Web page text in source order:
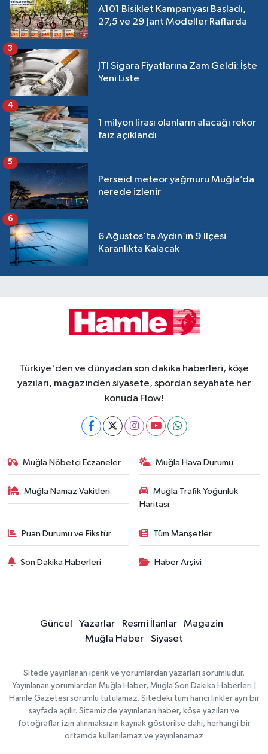
A101 Bisiklet Kampanyası Başladı,
27,5 ve 29 Jant Modeller Raflarda
JTI Sigara Fiyatlarına Zam Geldi: İşte
Yeni Liste
3
1 milyon lirası olanların alacağı rekor
faiz açıklandı
4
Perseid meteor yağmuru Muğla’da
nerede izlenir
5
6 Ağustos’ta Aydın’ın 9 İlçesi
Karanlıkta Kalacak
6
Türkiye'den ve dünyadan son dakika haberleri, köşe
yazıları, magazinden siyasete, spordan seyahate her
konuda Flow!
Muğla Nöbetçi Eczaneler Muğla Hava Durumu
Muğla Namaz Vakitleri
Muğla Trafik Yoğunluk
Haritası
Puan Durumu ve Fikstür Tüm Manşetler
Son Dakika Haberleri Haber Arşivi
Güncel Yazarlar Resmi İlanlar
Magazin
Muğla Haber
Siyaset
Sitede yayınlanan içerik ve yorumlardan yazarları sorumludur.
Yayınlanan yorumlardan Muğla Haber, Muğla Son Dakika Haberleri |
Hamle Gazetesi sorumlu tutulamaz. Sitedeki tüm harici linkler ayrı bir
sayfada açılır. Sitemizde yayınlanan haber, köşe yazıları ve
fotoğraflar izin alınmaksızın kaynak gösterilse dahi, herhangi bir
ortamda kullanılamaz ve yayınlanamaz